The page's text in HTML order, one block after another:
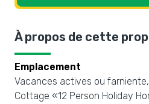
À propos de cette
Emplacement
Vacances actives ou
Cottage «12 Person Holiday